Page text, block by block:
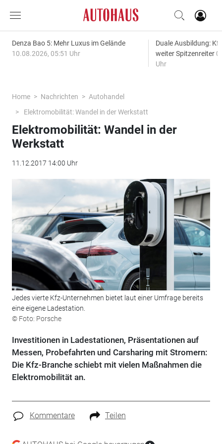
Denza Bao 5: Mehr Luxus im Gelände
10.08.2026, 05:51 Uhr
Duale Ausbildung:
weiter Spitzenreiter
Uhr
Home Nachrichten
Autohandel
Elektromobilität: Wandel in der Werkstatt
Elektromobilität: Wandel in der
Werkstatt
11.12.2017 14:00 Uhr
Jedes vierte Kfz-Unternehmen bietet laut einer Umfrage bereits
eine eigene Ladestation.
© Foto: Porsche
Investitionen in Ladestationen, Präsentationen auf
Messen, Probefahrten und Carsharing mit Stromern:
Die Kfz-Branche schiebt mit vielen Maßnahmen die
Elektromobilität an.
Kommentare Teilen